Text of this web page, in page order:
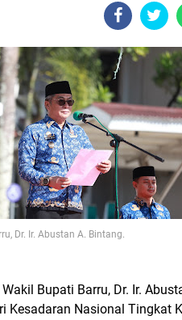
Dr. Ir. Abustan A. Bintang.
Wakil Bupati Barru, Dr. Ir.
Kesadaran Nasional Tingkat